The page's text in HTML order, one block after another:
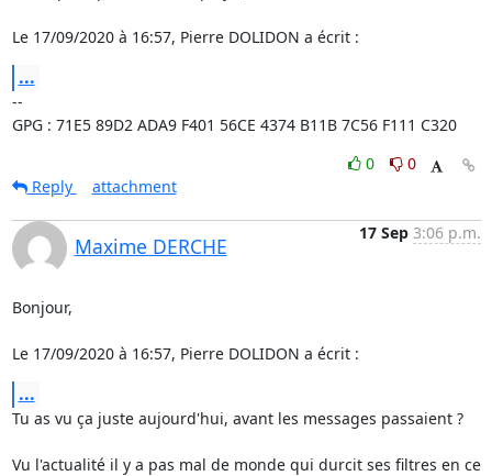
Le 17/09/2020 à 16:57, Pierre DOLIDON a écrit :
...
--
GPG : 71E5 89D2 ADA9 F401 56CE 4374 B11B 7C56 F111 C320
0
0
Reply
attachment
Maxime DERCHE
17 Sep 3:06 p.m.
Bonjour,
Le 17/09/2020 à 16:57, Pierre DOLIDON a écrit :
...
Tu as vu ça juste aujourd'hui, avant les messages passaient ?
Vu l'actualité il y a pas mal de monde qui durcit ses filtres en ce